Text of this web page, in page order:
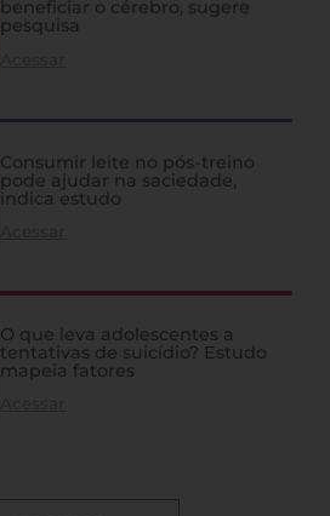
beneficiar o cérebro, sugere
pesquisa
Consumir leite no pós-treino
pode ajudar na saciedade,
indica estudo
O que leva adolescentes a
tentativas de suicídio? Estudo
mapeia fatores